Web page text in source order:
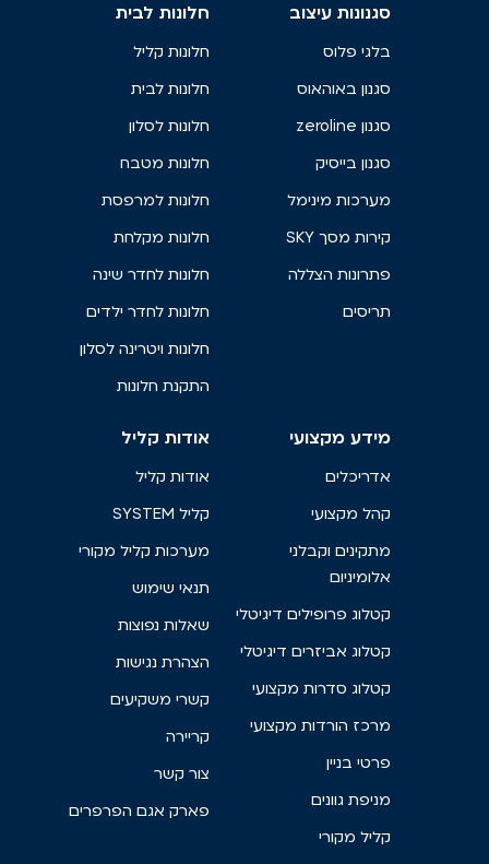
סגנונות עיצוב
בלגי פלוס
סגנון באוהאוס
סגנון zeroline
סגנון בייסיק
מערכות מינימל
קירות מסך SKY
פתרונות הצללה
תריסים
חלונות לבית
חלונות קליל
חלונות לבית
חלונות לסלון
חלונות מטבח
חלונות למרפסת
חלונות מקלחת
חלונות לחדר שינה
חלונות לחדר ילדים
חלונות ויטרינה לסלון
התקנת חלונות
מידע מקצועי
אדריכלים
קהל מקצועי
מתקינים וקבלני
אלומיניום
קטלוג פרופילים דיגיטלי
קטלוג אביזרים דיגיטלי
קטלוג סדרות מקצועי
מרכז הורדות מקצועי
פרטי בניין
מניפת גוונים
קליל מקורי
אודות קליל
אודות קליל
קליל SYSTEM
מערכות קליל מקורי
תנאי שימוש
שאלות נפוצות
הצהרת נגישות
קשרי משקיעים
קריירה
צור קשר
פארק אגם הפרפרים